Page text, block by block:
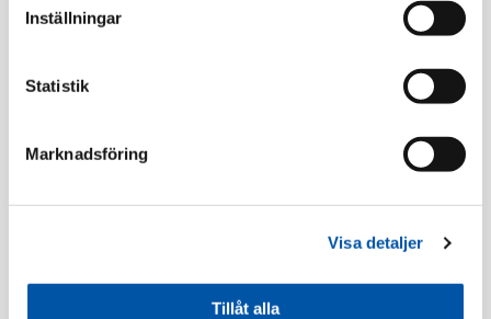
Inställningar
Statistik
Marknadsföring
Visa detaljer
Tillåt alla
Beskrivning
Specifikation